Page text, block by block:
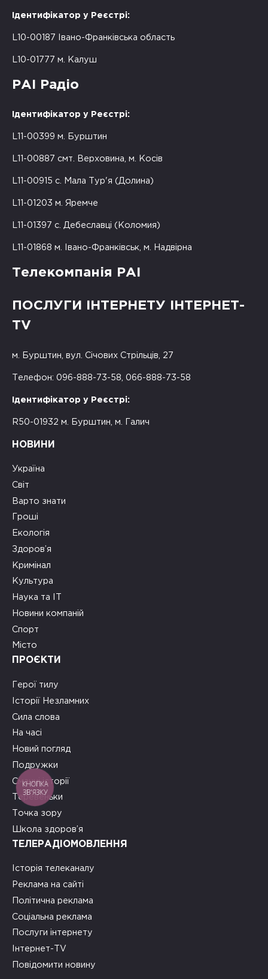
Ідентифікатор у Реєстрі:
L10-00187 Івано-Франківська область
L10-01777 м. Калуш
РАІ Радіо
Ідентифікатор у Реєстрі:
L11-00399 м. Бурштин
L11-00887 смт. Верховина, м. Косів
L11-00915 с. Мала Тур'я (Долина)
L11-01203 м. Яремче
L11-01397 с. Дебеславці (Коломия)
L11-01868 м. Івано-Франківськ, м. Надвірна
Телекомпанія РАІ
ПОСЛУГИ ІНТЕРНЕТУ ІНТЕРНЕТ-
TV
м. Бурштин, вул. Січових Стрільців, 27
Телефон: 096-888-73-58, 066-888-73-58
Ідентифікатор у Реєстрі:
R50-01932 м. Бурштин, м. Галич
НОВИНИ
Україна
Світ
Варто знати
Гроші
Екологія
Здоров’я
Кримінал
Культура
Наука та ІТ
Новини компаній
Спорт
Місто
ПРОЄКТИ
Герої тилу
Історії Незламних
Сила слова
На часі
Новий погляд
Подружки
Смачні історії
Теревеньки
Точка зору
Школа здоров’я
ТЕЛЕРАДІОМОВЛЕННЯ
Історія телеканалу
Реклама на сайті
Політична реклама
Соціальна реклама
Послуги інтернету
Інтернет-TV
Повідомити новину
КНОПКА
ЗВ'ЯЗКУ